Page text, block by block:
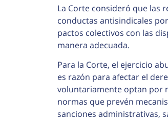
La Corte consideró que las
conductas antisindicales
pactos colectivos con las
manera adecuada.
Para la Corte, el ejercicio
es razón para afectar el
voluntariamente optan por
normas que prevén
sanciones administrativas,